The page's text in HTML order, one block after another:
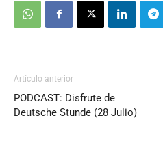
Artículo anterior
PODCAST: Disfrute de
Deutsche Stunde (28 Julio)